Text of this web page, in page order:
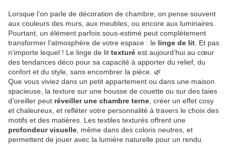
Lorsque l’on parle de décoration de chambre, on pense souvent
aux couleurs des murs, aux meubles, ou encore aux luminaires.
Pourtant, un élément parfois sous-estimé peut complètement
transformer l’atmosphère de votre espace : le linge de lit . Et pas
n’importe lequel ! Le linge de lit texturé est aujourd’hui au cœur
des tendances déco pour sa capacité à apporter du relief, du
confort et du style, sans encombrer la pièce. 🌿
Que vous viviez dans un petit appartement ou dans une maison
spacieuse, la texture sur une housse de couette ou sur des taies
d’oreiller peut réveiller une chambre terne , créer un effet cosy
et chaleureux, et refléter votre personnalité à travers le choix des
motifs et des matières. Les textiles texturés offrent une
profondeur visuelle , même dans des coloris neutres, et
permettent de jouer avec la lumière naturelle pour un rendu